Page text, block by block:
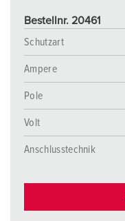
Bestellnr. 20461
Schutzart
Ampere
Pole
Volt
Anschlusstechnik